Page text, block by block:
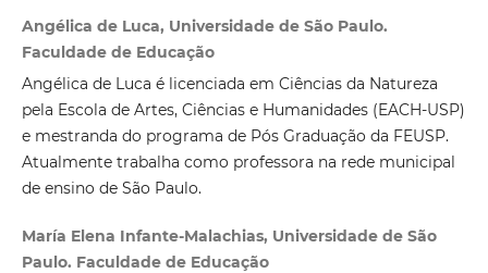
Angélica de Luca, Universidade de São Paulo.
Faculdade de Educação
Angélica de Luca é licenciada em Ciências da Natureza
pela Escola de Artes, Ciências e Humanidades (EACH-USP)
e mestranda do programa de Pós Graduação da FEUSP.
Atualmente trabalha como professora na rede municipal
de ensino de São Paulo.
María Elena Infante-Malachias, Universidade de São
Paulo. Faculdade de Educação